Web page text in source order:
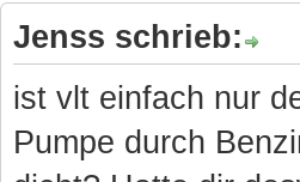
Jenss schrieb:
ist vlt einfach nur
Pumpe durch